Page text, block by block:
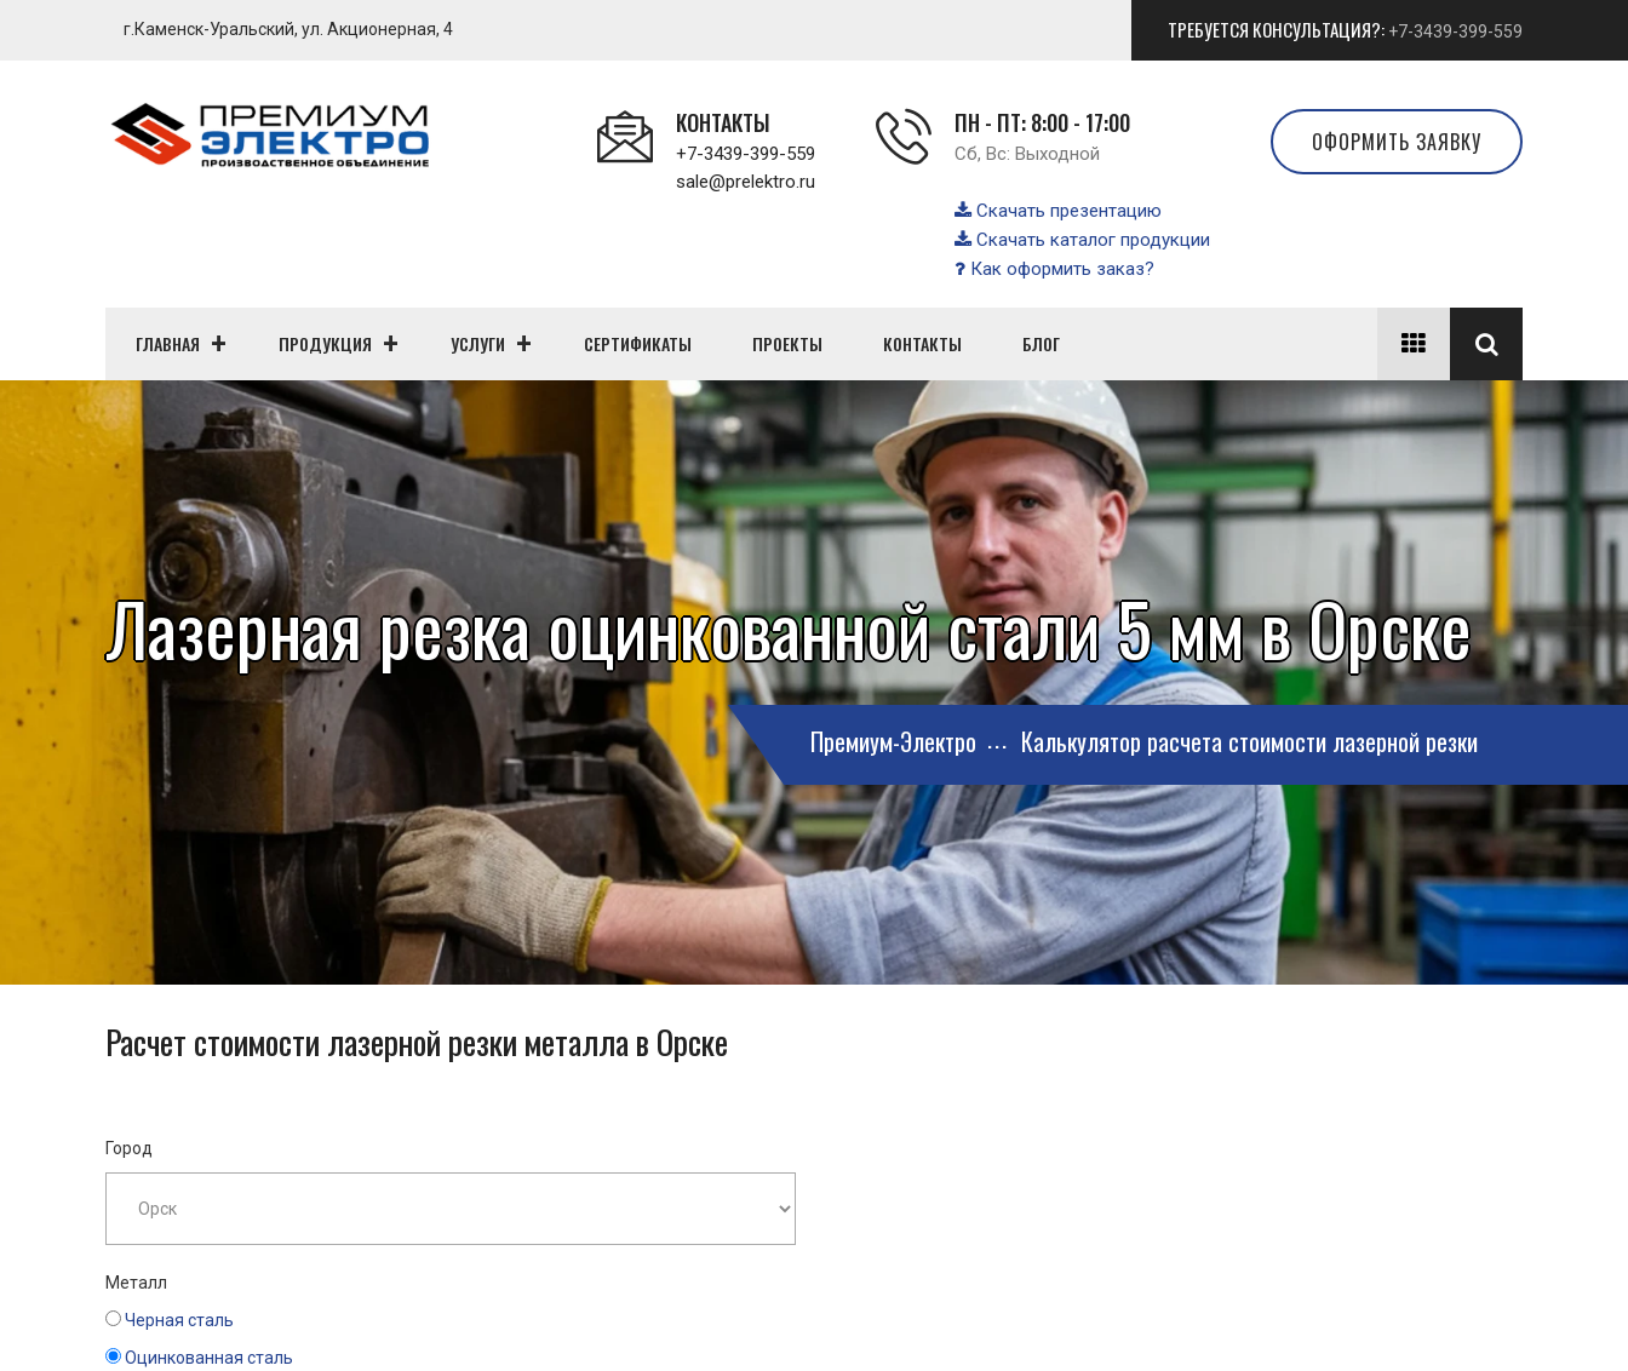
г.Каменск-Уральский, ул. Акционерная, 4 ТРЕБУЕТСЯ КОНСУЛЬТАЦИЯ?: +7-3439-399-559
КОНТАКТЫ
+7-3439-399-559
sale@prelektro.ru
ПН - ПТ: 8:00 - 17:00
Сб, Вс: Выходной
Скачать презентацию
Скачать каталог продукции
Как оформить заказ?
ОФОРМИТЬ ЗАЯВКУ
ГЛАВНАЯ ПРОДУКЦИЯ УСЛУГИ СЕРТИФИКАТЫ ПРОЕКТЫ КОНТАКТЫ БЛОГ
Лазерная резка оцинкованной стали 5 мм в Орске
Премиум-Электро Калькулятор расчета стоимости лазерной резки
Расчет стоимости лазерной резки металла в Орске
Город
Металл
Черная сталь
Оцинкованная сталь